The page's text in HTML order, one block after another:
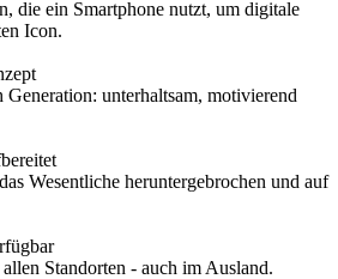
Generation: unterhaltsam, motivierend
Wesentliche heruntergebrochen und auf
Standorten - auch im Ausland.